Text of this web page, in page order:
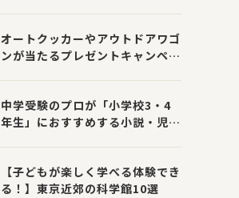
オートクッカーやアウトドアワゴ
ンが当たるプレゼントキャンペー
中学受験のプロが「小学校3・4
年生」におすすめする小説・児童
【子どもが楽しく学べる体験でき
る！】東京近郊の科学館10選